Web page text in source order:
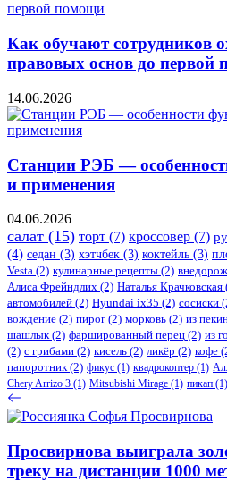
Как обучают сотрудников
правовых основ до первой
14.06.2026
Станции РЭБ —
и применения
04.06.2026
салат (15) торт (7) кроссовер (7)
(4) седан (3) хэтчбек (3) коктейль (3)
Vesta (2) кулинарные рецепты (2)
Алиса Фрейндлих (2) Наталья Крачковская
автомобилей (2) ​Hyundai ix35 (2) сосиски
вождение (2) пирог (2) морковь (2) из
шашлык(2) фаршированный перец (2) из
(2) с грибами (2) кисель (2) ликёр (2) кофе
папоротник(2) фикус (1) квадрокоптер (1)
Chery Arrizo 3 (1) Mitsubishi Mirage (1) пикап (1)
Просвирнова выиграла
треку на дистанции 1000